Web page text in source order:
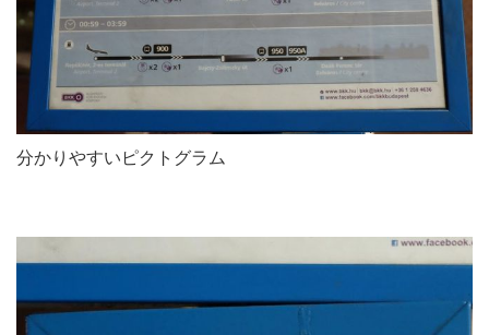
分かりやすいピクトグラム